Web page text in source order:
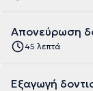
Απονεύρωση
45 λεπτά
Εξαγωγή